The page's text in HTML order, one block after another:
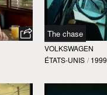
The chase
VOLKSWAGEN
ÉTATS-UNIS / 1999